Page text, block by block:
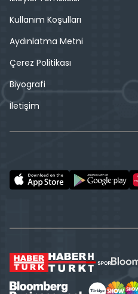
Kullanım Koşulları
Aydınlatma Metni
Çerez Politikası
Biyografi
İletişim